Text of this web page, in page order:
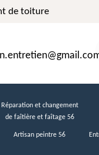
de toiture
Réparation et changement
de faîtière et faîtage 56
Artisan peintre 56